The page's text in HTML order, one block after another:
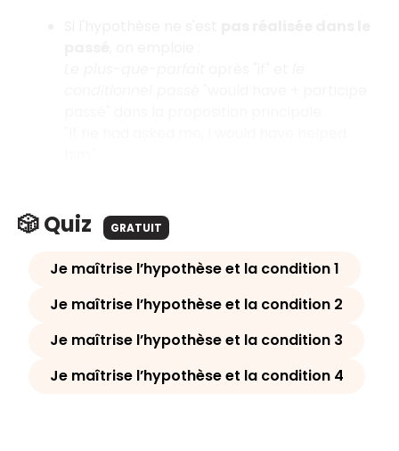
🎲 Quiz GRATUIT
Je maîtrise l’hypothèse et la condition 1
Je maîtrise l’hypothèse et la condition 2
Je maîtrise l’hypothèse et la condition 3
Je maîtrise l’hypothèse et la condition 4